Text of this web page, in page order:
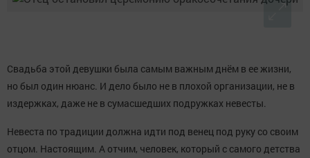
Свадьба этой девушки была самым важным днём в ее жизни,
но был один нюанс. И дело было не в плохой организации, не в
издержках, даже не в сумасшедших подружках невесты.
Невеста по традиции должна идти под венец под руку со своим
отцом. Настоящим. А отчим, человек, который с самого детства